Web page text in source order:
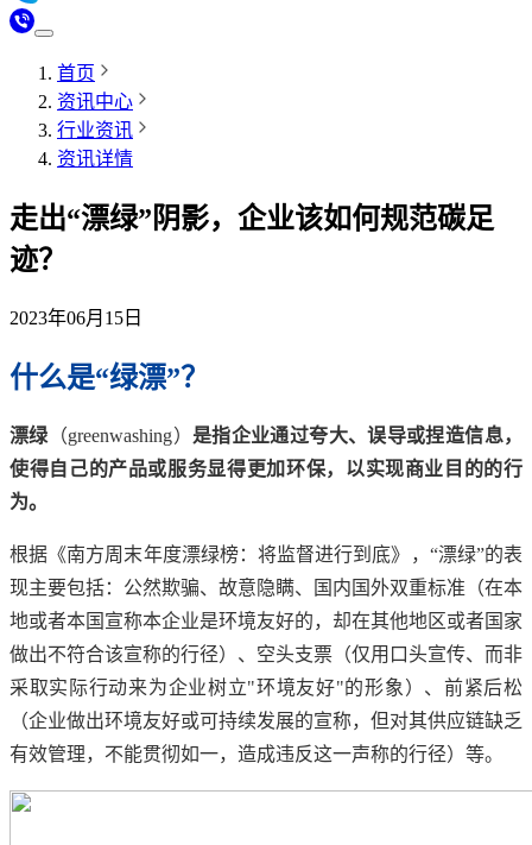
首页
资讯中心
行业资讯
资讯详情
走出“漂绿”阴影，企业该如何规范碳足
迹？
2023年06月15日
什么是“绿漂”？
漂绿 （greenwashing） 是指企业通过夸大、误导或捏造信息，
使得自己的产品或服务显得更加环保，以实现商业目的的行
为。
根据《南方周末年度漂绿榜：将监督进行到底》，“漂绿”的表
现主要包括：公然欺骗、故意隐瞒、国内国外双重标准（在本
地或者本国宣称本企业是环境友好的，却在其他地区或者国家
做出不符合该宣称的行径）、空头支票（仅用口头宣传、而非
采取实际行动来为企业树立"环境友好"的形象）、前紧后松
（企业做出环境友好或可持续发展的宣称，但对其供应链缺乏
有效管理，不能贯彻如一，造成违反这一声称的行径）等。